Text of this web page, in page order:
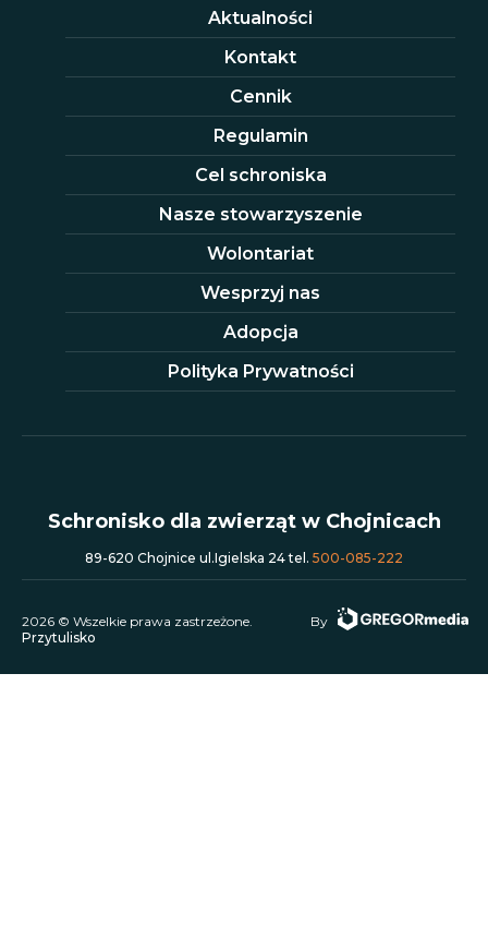
Aktualności
Kontakt
Cennik
Regulamin
Cel schroniska
Nasze stowarzyszenie
Wolontariat
Wesprzyj nas
Adopcja
Polityka Prywatności
Schronisko dla zwierząt w Chojnicach
89-620 Chojnice ul.Igielska 24 tel. 500-085-222
2026 © Wszelkie prawa zastrzeżone.
Przytulisko
By